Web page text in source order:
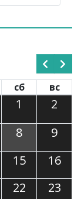
сб вс
1
2
8
9
15
16
22 23